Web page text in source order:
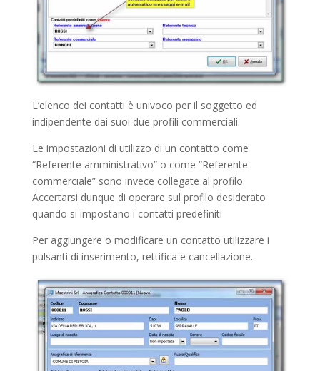
L’elenco dei contatti è univoco per il soggetto ed
indipendente dai suoi due profili commerciali.
Le impostazioni di utilizzo di un contatto come
“Referente amministrativo” o come “Referente
commerciale” sono invece collegate al profilo.
Accertarsi dunque di operare sul profilo desiderato
quando si impostano i contatti predefiniti
Per aggiungere o modificare un contatto utilizzare i
pulsanti di inserimento, rettifica e cancellazione.